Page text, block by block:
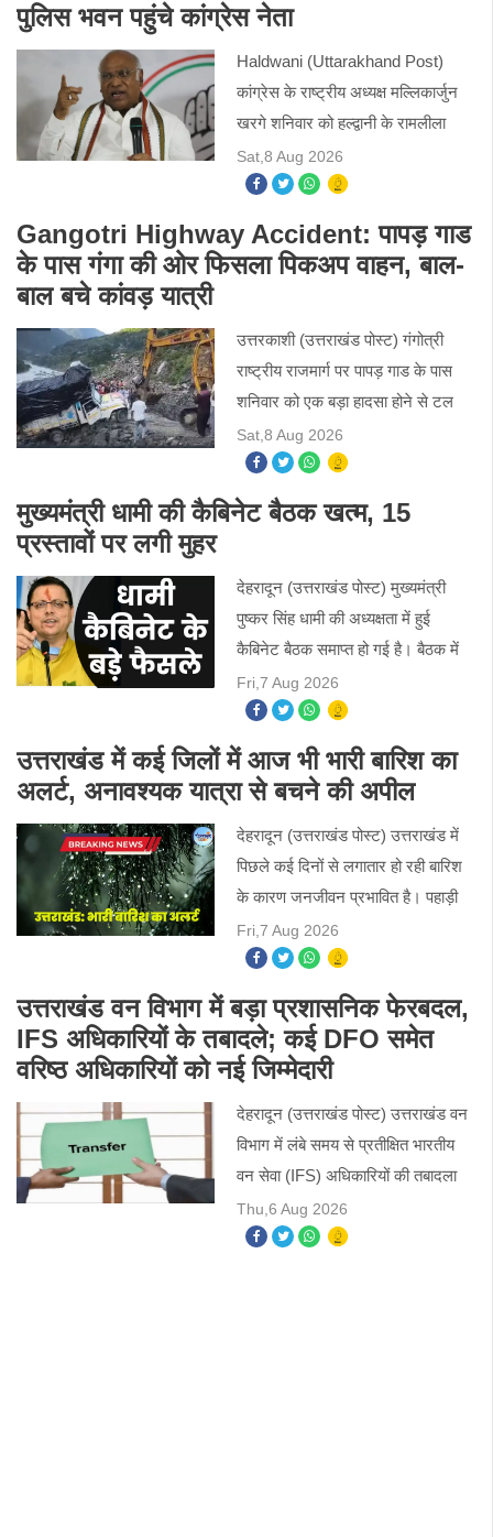
पुलिस भवन पहुंचे कांग्रेस नेता
Haldwani (Uttarakhand Post)
कांग्रेस के राष्ट्रीय अध्यक्ष मल्लिकार्जुन
खरगे शनिवार को हल्द्वानी के रामलीला
मैदान में जनसभा को संबोधित करेंगे।
खरगे का यह पहला हल्द्वानी दौरा है।
Sat,8 Aug 2026
Gangotri Highway Accident: पापड़ गाड
के पास गंगा की ओर फिसला पिकअप वाहन, बाल-
बाल बचे कांवड़ यात्री
उत्तरकाशी (उत्तराखंड पोस्ट) गंगोत्री
राष्ट्रीय राजमार्ग पर पापड़ गाड के पास
शनिवार को एक बड़ा हादसा होने से टल
गया। गंगोत्री की ओर जा रहा कांवड़
यात्रियों से भरा पिकअप वाहन अचानक
अनियंत्रित होकर सड़क
Sat,8 Aug 2026
मुख्यमंत्री धामी की कैबिनेट बैठक खत्म, 15
प्रस्तावों पर लगी मुहर
देहरादून (उत्तराखंड पोस्ट) मुख्यमंत्री
पुष्कर सिंह धामी की अध्यक्षता में हुई
कैबिनेट बैठक समाप्त हो गई है। बैठक में
कुल 15 प्रस्तावों पर मुहर लगी। कैबिनेट
के फैसलों में पशुपालन, श्रमिक कल्याण,
न्यायि
Fri,7 Aug 2026
उत्तराखंड में कई जिलों में आज भी भारी बारिश का
अलर्ट, अनावश्यक यात्रा से बचने की अपील
देहरादून (उत्तराखंड पोस्ट) उत्तराखंड में
पिछले कई दिनों से लगातार हो रही बारिश
के कारण जनजीवन प्रभावित है। पहाड़ी
क्षेत्रों में बारिश के साथ भूस्खलन और
आकाशीय बिजली का खतरा बना हुआ है।
Fri,7 Aug 2026
उत्तराखंड वन विभाग में बड़ा प्रशासनिक फेरबदल,
IFS अधिकारियों के तबादले; कई DFO समेत
वरिष्ठ अधिकारियों को नई जिम्मेदारी
देहरादून (उत्तराखंड पोस्ट) उत्तराखंड वन
विभाग में लंबे समय से प्रतीक्षित भारतीय
वन सेवा (IFS) अधिकारियों की तबादला
सूची आखिरकार जारी कर दी गई है।
मुख्यमंत्री की मंजूरी के बाद जारी इस सूची
Thu,6 Aug 2026